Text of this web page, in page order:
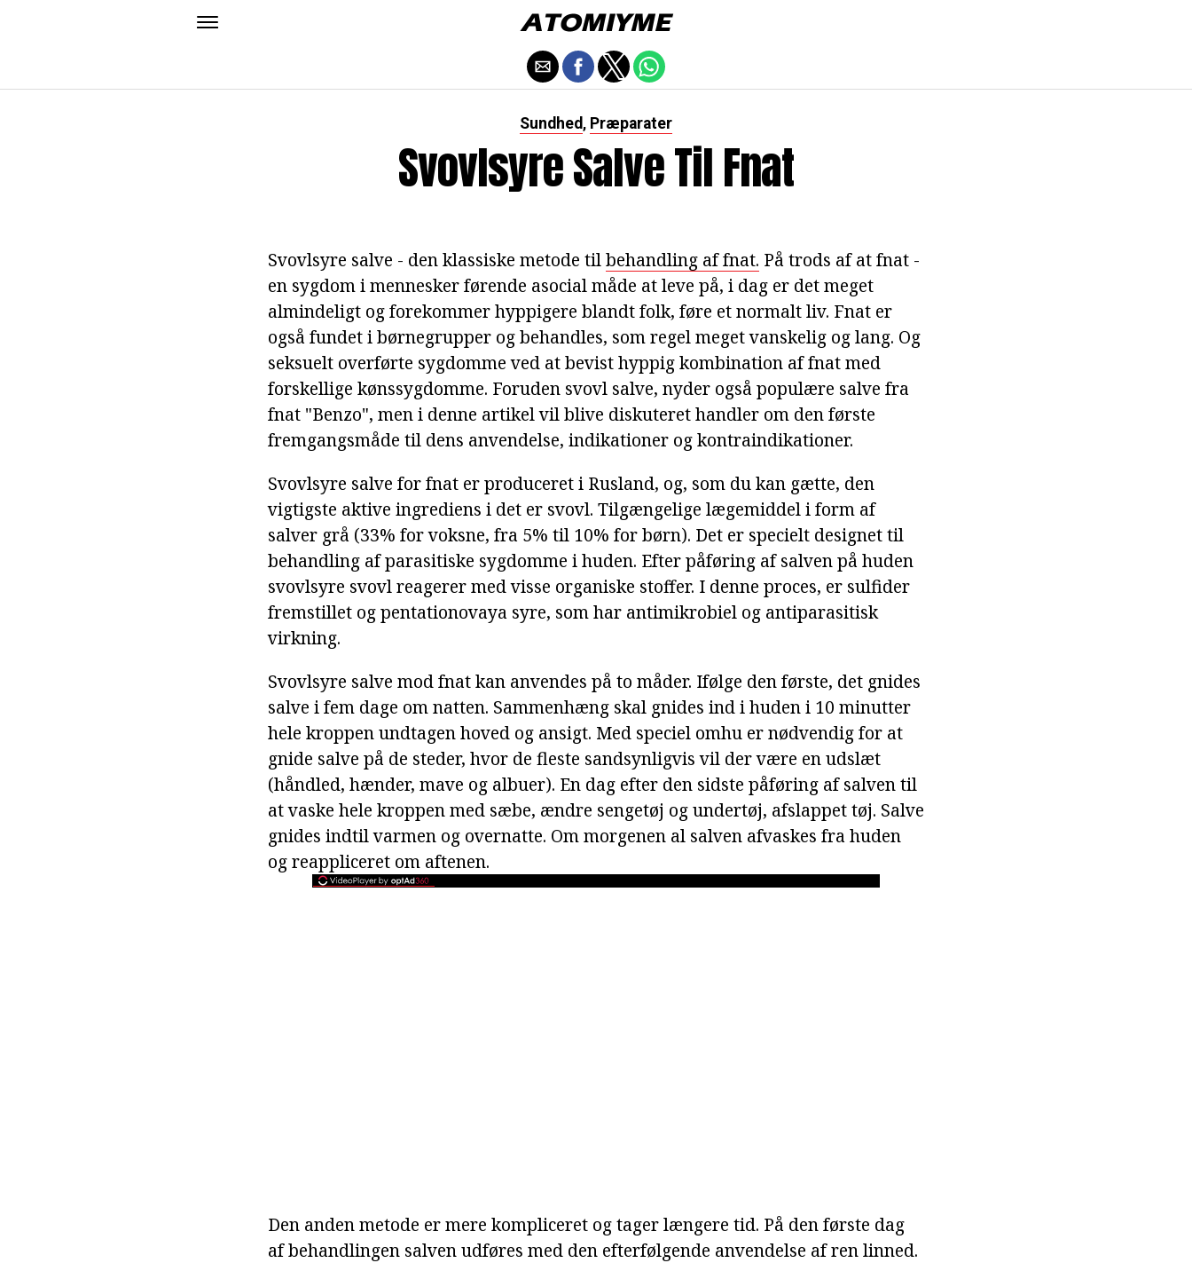
Sundhed, Præparater
Svovlsyre Salve Til Fnat
Svovlsyre salve - den klassiske metode tilbehandling af fnat. På trods af at fnat -
en sygdom i mennesker førende asocial måde at leve på, i dag er det meget
almindeligt og forekommer hyppigere blandt folk, føre et normalt liv. Fnat er
også fundet i børnegrupper og behandles, som regel meget vanskelig og lang. Og
seksuelt overførte sygdomme ved at bevist hyppig kombination af fnat med
forskellige kønssygdomme. Foruden svovl salve, nyder også populære salve fra
fnat "Benzo", men i denne artikel vil blive diskuteret handler om den første
fremgangsmåde til dens anvendelse, indikationer og kontraindikationer.
Svovlsyre salve for fnat er produceret i Rusland, og, som du kan gætte, den
vigtigste aktive ingrediens i det er svovl. Tilgængelige lægemiddel i form af
salver grå (33% for voksne, fra 5% til 10% for børn). Det er specielt designet til
behandling af parasitiske sygdomme i huden. Efter påføring af salven på huden
svovlsyre svovl reagerer med visse organiske stoffer. I denne proces, er sulfider
fremstillet og pentationovaya syre, som har antimikrobiel og antiparasitisk
virkning.
Svovlsyre salve mod fnat kan anvendes på to måder. Ifølge den første, det gnides
salve i fem dage om natten. Sammenhæng skal gnides ind i huden i 10 minutter
hele kroppen undtagen hoved og ansigt. Med speciel omhu er nødvendig for at
gnide salve på de steder, hvor de fleste sandsynligvis vil der være en udslæt
(håndled, hænder, mave og albuer). En dag efter den sidste påføring af salven til
at vaske hele kroppen med sæbe, ændre sengetøj og undertøj, afslappet tøj. Salve
gnides indtil varmen og overnatte. Om morgenen al salven afvaskes fra huden
og reappliceret om aftenen.
Den anden metode er mere kompliceret og tager længere tid. På den første dag
af behandlingen salven udføres med den efterfølgende anvendelse af ren linned.